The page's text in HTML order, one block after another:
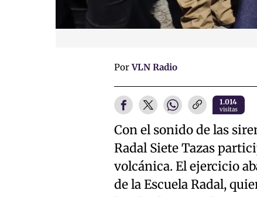
PorVLN Radio
1.014
visitas
Con el sonido de las
Radal Siete Tazas
volcánica. El ejercicio
de la Escuela Radal,